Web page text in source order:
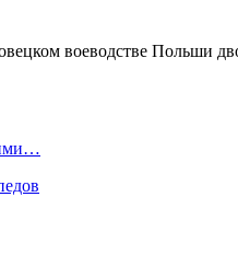
воеводстве Польши